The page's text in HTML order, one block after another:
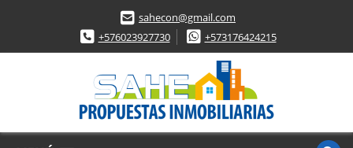
sahecon@gmail.com
+576023927730
+573176424215